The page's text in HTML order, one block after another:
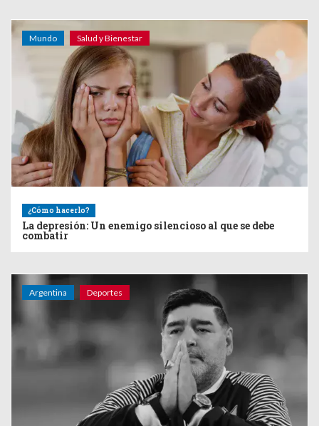
Mundo Salud y Bienestar
¿Cómo hacerlo?
La depresión: Un enemigo silencioso al que se debe
combatir
Argentina Deportes